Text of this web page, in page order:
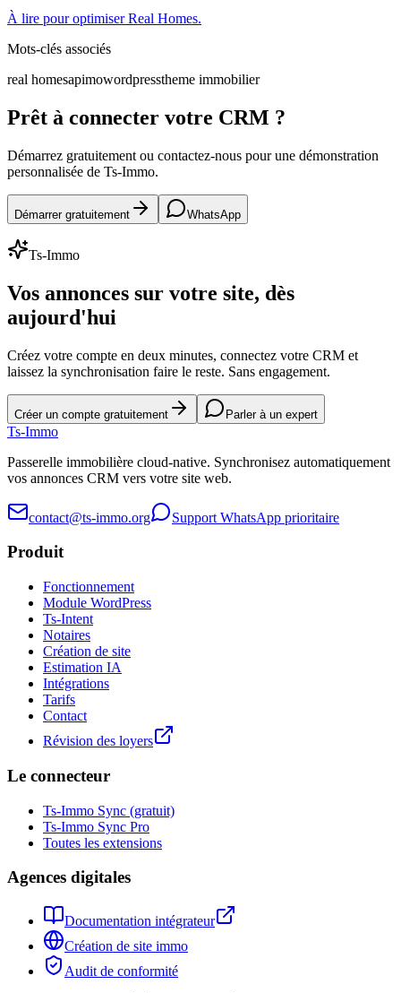
À lire pour optimiser Real Homes.
Mots-clés associés
real homesapimowordpresstheme immobilier
Prêt à connecter votre CRM ?
Démarrez gratuitement ou contactez-nous pour une démonstration
personnalisée de Ts-Immo.
Démarrer gratuitement WhatsApp
Ts-Immo
Vos annonces sur votre site, dès
aujourd'hui
Créez votre compte en deux minutes, connectez votre CRM et
laissez la synchronisation faire le reste. Sans engagement.
Créer un compte gratuitement Parler à un expert
Ts-Immo
Passerelle immobilière cloud-native. Synchronisez automatiquement
vos annonces CRM vers votre site web.
contact@ts-immo.org Support WhatsApp prioritaire
Produit
Fonctionnement
Module WordPress
Ts-Intent
Notaires
Création de site
Estimation IA
Intégrations
Tarifs
Contact
Révision des loyers
Le connecteur
Ts-Immo Sync (gratuit)
Ts-Immo Sync Pro
Toutes les extensions
Agences digitales
Documentation intégrateur
Création de site immo
Audit de conformité